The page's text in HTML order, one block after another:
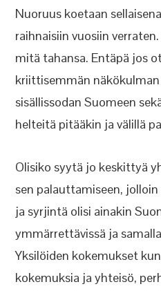
Nuoruus koetaan
raihnaisiin vuosiin
mitä tahansa. Entäpä jos
kriittisemmän
sisällissodan Suomeen
helteitä pitääkin ja välillä
Olisiko syytä jo keskittyä
sen palauttamiseen,
ja syrjintä olisi ainakin
ymmärrettävissä ja
Yksilöiden kokemukset
kokemuksia ja yhteisö,